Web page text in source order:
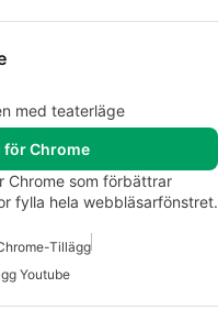
med teaterläge
Chrome
Chrome som förbättrar
fylla hela webbläsarfönstret.
Tillägg
Youtube